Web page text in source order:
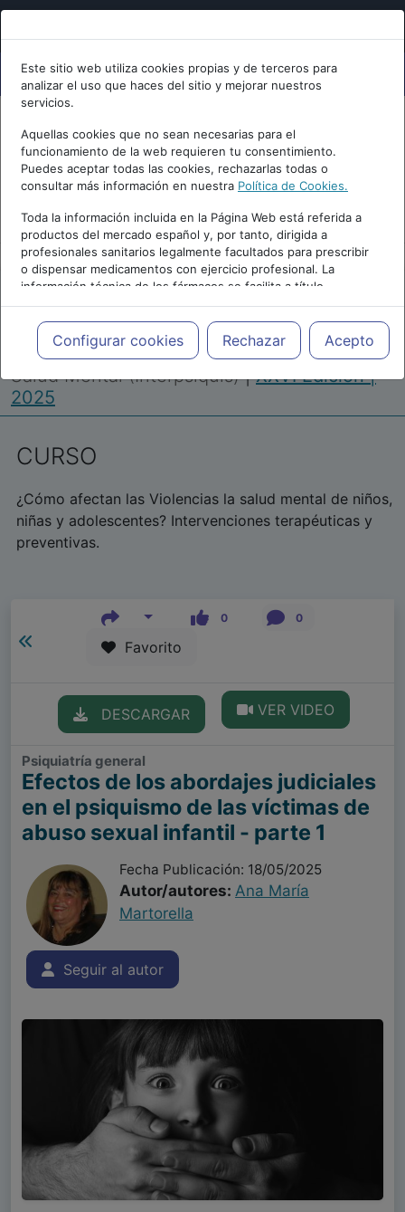
Este sitio web utiliza cookies propias y de terceros para
analizar el uso que haces del sitio y mejorar nuestros
servicios.
Aquellas cookies que no sean necesarias para el
funcionamiento de la web requieren tu consentimiento.
Puedes aceptar todas las cookies, rechazarlas todas o
consultar más información en nuestra Política de Cookies.
Toda la información incluida en la Página Web está referida a
productos del mercado español y, por tanto, dirigida a
profesionales sanitarios legalmente facultados para prescribir
o dispensar medicamentos con ejercicio profesional. La
información técnica de los fármacos se facilita a título
meramente informativo, siendo responsabilidad de los
profesionales facultados prescribir medicamentos y decidir, en
cada caso concreto, el tratamiento más adecuado a las
necesidades del paciente.
Configurar cookies Rechazar Acepto
Repositorio de Artículos |Congreso Virtual
Internacional de Psiquiatría, Psicología y
Salud Mental (Interpsiquis)|XXVI Edición |
2025
CURSO
¿Cómo afectan las Violencias la salud mental de niños,
niñas y adolescentes? Intervenciones terapéuticas y
preventivas.
0 0
Favorito
DESCARGAR VER VIDEO
Psiquiatría general
Efectos de los abordajes judiciales
en el psiquismo de las víctimas de
abuso sexual infantil - parte 1
Fecha Publicación: 18/05/2025
Autor/autores: Ana María
Martorella
Seguir al autor